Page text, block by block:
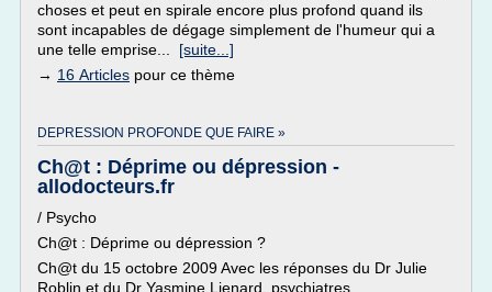
choses et peut en spirale encore plus profond quand ils
sont incapables de dégage simplement de l'humeur qui a
une telle emprise... [suite...]
→ 16 Articles pour ce thème
DEPRESSION PROFONDE QUE FAIRE »
Ch@t : Déprime ou dépression -
allodocteurs.fr
/ Psycho
Ch@t : Déprime ou dépression ?
Ch@t du 15 octobre 2009 Avec les réponses du Dr Julie
Roblin et du Dr Yasmine Lienard, psychiatres